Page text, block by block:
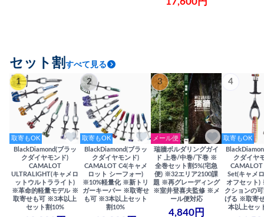
セット割 すべて見る
1
取寄もOK
BlackDiamond(ブラッ
クダイヤモンド)
CAMALOT
ULTRALIGHT(キャメロ
ットウルトラライト)
※革命的軽量モデル ※
取寄せも可 ※3本以上
セット割10%
2
取寄もOK
BlackDiamond(ブラッ
クダイヤモンド)
CAMALOT C4(キャメ
ロット シーフォー)
※10%軽量化 ※新トリ
ガーキーパー ※取寄せ
も可 ※3本以上セット
割10%
3
メール便
瑞牆ボルダリングガイ
ド 上巻/中巻/下巻 ※
全巻セット割5%(宅急
便) ※32エリア2100課
題 ※再グレーディング
※室井登喜夫監修 ※メ
ール便対応
4,840円
4
取寄もOK
クダイヤ
Set(キャメ
オフセット)
クションの
げる ※取寄
本以上セッ